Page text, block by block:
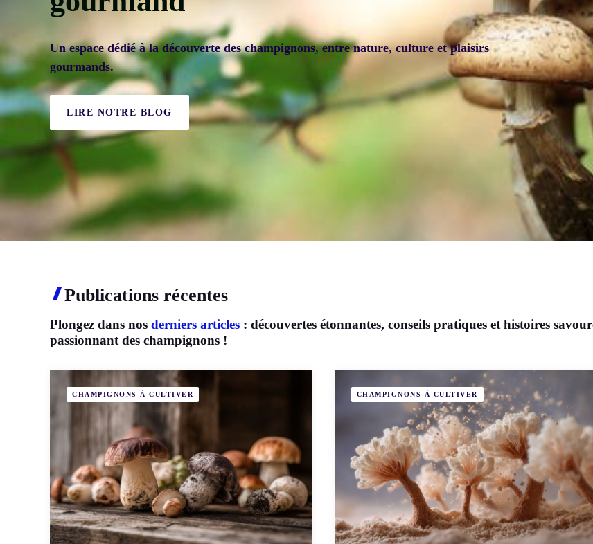
Un espace dédié à la découverte des champignons, entre nature, culture et plaisirs
gourmands.
LIRE NOTRE BLOG
Publications récentes
Plongez dans nos derniers articles : découvertes étonnantes, conseils pratiques et histoires
passionnant des champignons !
CHAMPIGNONS À CULTIVER CHAMPIGNONS À CULTIVER